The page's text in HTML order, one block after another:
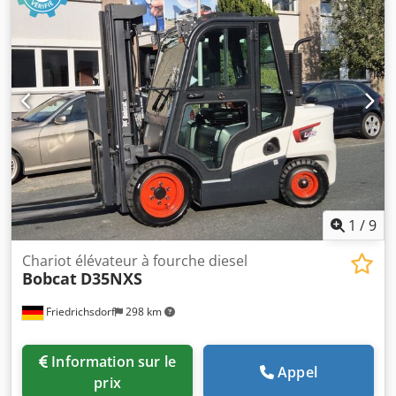
1 /9
Friedrichsdorf 298 km
Chariot élévateur à fourche diesel
Bobcat D35NXS
prix
Appel